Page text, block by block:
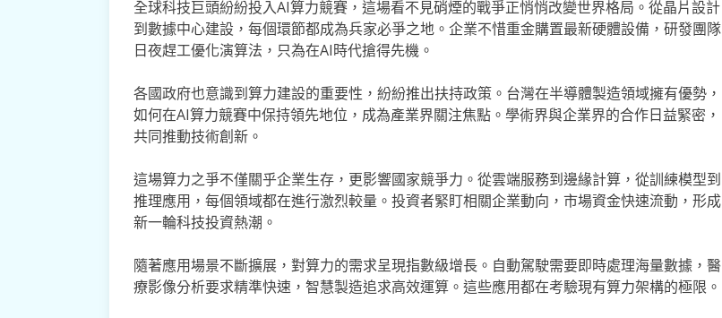
全球科技巨頭紛紛投入AI算力競賽，這場看不見硝煙的戰爭正悄悄改變世界格局。從晶片設計
到數據中心建設，每個環節都成為兵家必爭之地。企業不惜重金購置最新硬體設備，研發團隊
日夜趕工優化演算法，只為在AI時代搶得先機。
各國政府也意識到算力建設的重要性，紛紛推出扶持政策。台灣在半導體製造領域擁有優勢，
如何在AI算力競賽中保持領先地位，成為產業界關注焦點。學術界與企業界的合作日益緊密，
共同推動技術創新。
這場算力之爭不僅關乎企業生存，更影響國家競爭力。從雲端服務到邊緣計算，從訓練模型到
推理應用，每個領域都在進行激烈較量。投資者緊盯相關企業動向，市場資金快速流動，形成
新一輪科技投資熱潮。
隨著應用場景不斷擴展，對算力的需求呈現指數級增長。自動駕駛需要即時處理海量數據，醫
療影像分析要求精準快速，智慧製造追求高效運算。這些應用都在考驗現有算力架構的極限。